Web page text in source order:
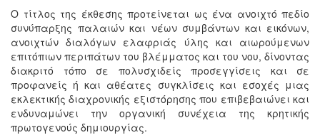
Ο τίτλος της έκθεσης προτείνεται ως ένα ανοιχτό πεδίο
συνύπαρξης παλαιών και νέων συμβάντων και εικόνων,
ανοιχτών διαλόγων ελαφριάς ύλης και αιωρούμενων
επιτόπιων περιπάτων του βλέμματος και του νου, δίνοντας
διακριτό τόπο σε πολυσχιδείς προσεγγίσεις και σε
προφανείς ή και αθέατες συγκλίσεις και εσοχές μιας
εκλεκτικής διαχρονικής εξιστόρησης που επιβεβαιώνει και
ενδυναμώνει την οργανική συνέχεια της κρητικής
πρωτογενούς δημιουργίας.